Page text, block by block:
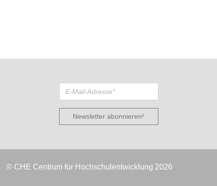
Newsletter abonnieren¹
© CHE Centrum für Hochschulentwicklung 2026